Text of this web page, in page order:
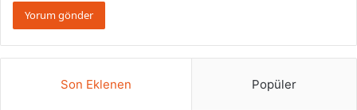
Son Eklenen Popüler